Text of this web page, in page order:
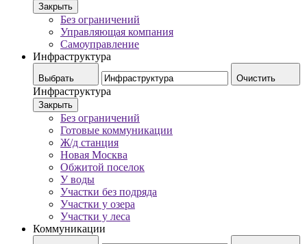
Закрыть
Без ограничений
Управляющая компания
Самоуправление
Инфраструктура
Выбрать Очистить
Инфраструктура
Закрыть
Без ограничений
Готовые коммуникации
Ж/д станция
Новая Москва
Обжитой поселок
У воды
Участки без подряда
Участки у озера
Участки у леса
Коммуникации